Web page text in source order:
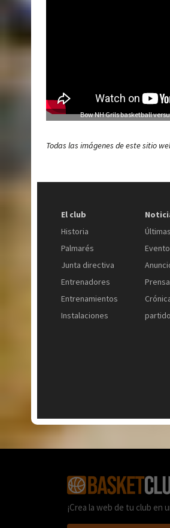
Bow NH Grils basketball
Todas las imágenes de este sitio
El club
Historia
Palmarés
Junta directiva
Entrenadores
Entrenamientos
Instalaciones
Prensa
¡Crea la web de tu club en